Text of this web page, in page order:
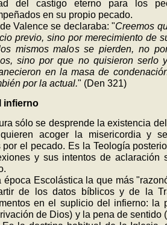
del castigo eterno para los
en su propio pecado.
Valence se declaraba: "Creemos
previo, sino por merecimiento de
mismos malos se pierden, no
sino por que no quisieron serlo
en la masa de
por la actual." (Den 321)
infier­no
sólo se desprende la existencia
acoger la misericordia y
el pecado. Es la Teología
y sus intentos de aclaración
Escolástica la que más
de los datos bíblicos y de la
en el suplicio del infierno: la
de Dios) y la pena de sentido